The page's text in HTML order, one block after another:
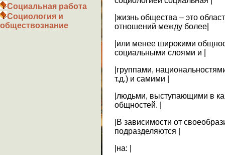
Социальная работа
Социология и
обществознание
|жизнь общества – это
отношений между более|
|или менее широкими
социальными слоями и |
|группами,
т.д.) и самими |
|людьми, выступающими в
общностей. |
|В зависимости от
подразделяются |
|на: |